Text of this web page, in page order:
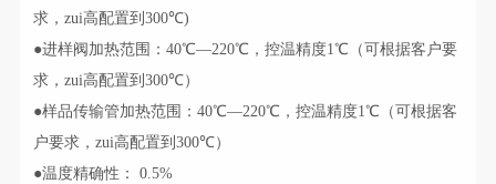
求，zui高配置到300℃)
●进样阀加热范围：40℃—220℃，控温精度1℃ （可根据客户要
求，zui高配置到300℃）
●样品传输管加热范围：40℃—220℃，控温精度1℃ （可根据客
户要求，zui高配置到300℃）
●温度精确性 ：0.5%